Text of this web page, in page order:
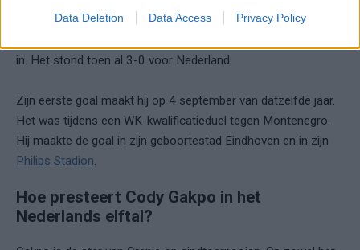
Data Deletion Data Access Privacy Policy
ook zijn debuut. Het ging om de groepswedstrijd tegen
in. Het stond toen al 3-0 voor Nederland.
Zijn eerste goal maakt hij op 4 september van datzelfde jaar.
Het was tijdens een WK-kwalificatieduel tegen Montenegro.
Hij maakte de goal in zijn geboortestad Eindhoven en in zijn
Philips Stadion.
Hoe presteert Cody Gakpo in het
Nederlands elftal?